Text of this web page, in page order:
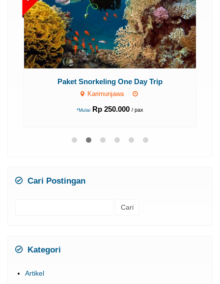
Paket Snorkeling One Day Trip
Karimunjawa
*Mulai Rp 250.000 / pax
Cari Postingan
Kategori
Artikel